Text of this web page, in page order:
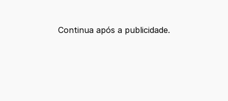
Continua após a publicidade.